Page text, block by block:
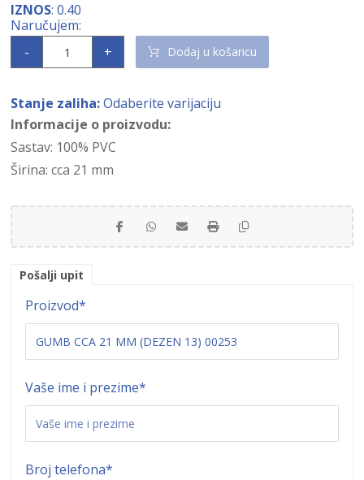
IZNOS:0.40
- + Dodaj u košaricu
Stanje zaliha: Odaberite varijaciju
Informacije o proizvodu:
Sastav: 100% PVC
Širina: cca 21 mm
Pošalji upit
Proizvod*
Vaše ime i prezime*
Broj telefona*